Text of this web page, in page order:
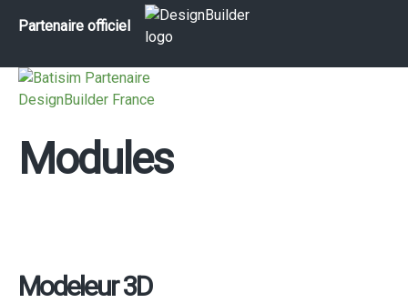
Partenaire officiel
Modules
Modeleur 3D